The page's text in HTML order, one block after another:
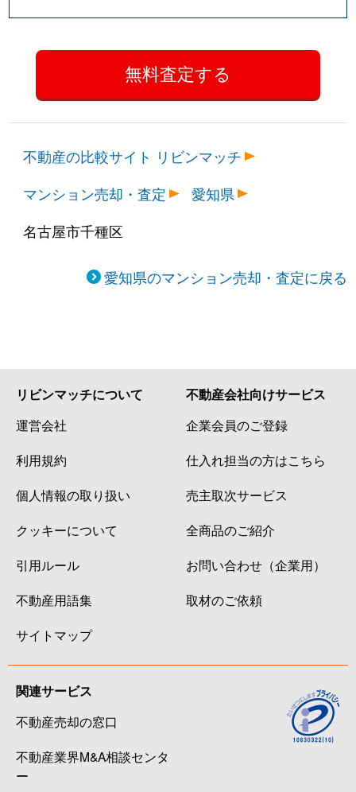
不動産の比較サイト リビンマッチ
マンション売却・査定
愛知県
名古屋市千種区
愛知県のマンション売却・査定に戻る
リビンマッチについて
運営会社
利用規約
個人情報の取り扱い
クッキーについて
引用ルール
不動産用語集
サイトマップ
不動産会社向けサービス
企業会員のご登録
仕入れ担当の方はこちら
売主取次サービス
全商品のご紹介
お問い合わせ（企業用）
取材のご依頼
関連サービス
不動産売却の窓口
不動産業界M&A相談センタ
ー